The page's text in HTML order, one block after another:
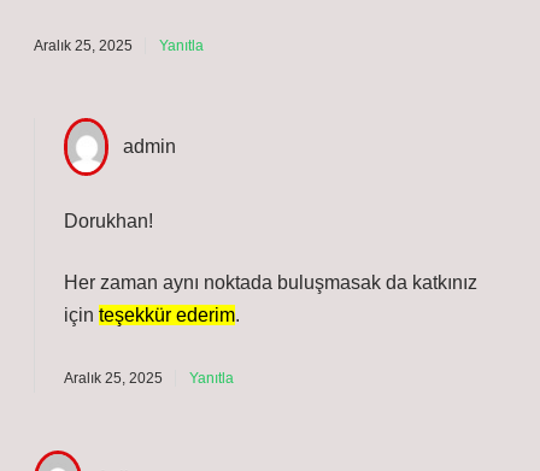
Aralık 25, 2025 Yanıtla
Dorukhan!
Her zaman aynı noktada buluşmasak da katkınız
için teşekkür ederim.
Aralık 25, 2025 Yanıtla